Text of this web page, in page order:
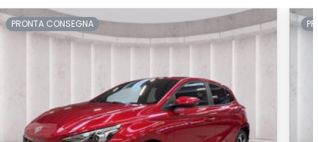
PRONTA CONSEGNA